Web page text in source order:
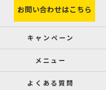
お問い合わせはこちら
キャンペーン
メニュー
よくある質問